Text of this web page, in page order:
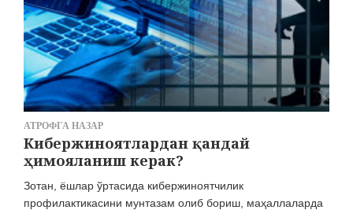
АТРОФГА НАЗАР
Кибержиноятлардан қандай
ҳимояланиш керак?
Зотан, ёшлар ўртасида кибержиноятчилик
профилактикасини мунтазам олиб бориш, маҳаллаларда